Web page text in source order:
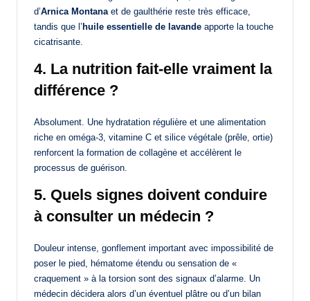
d’Arnica Montanaet de gaulthérie reste très efficace,
tandis que l’ huile essentielle de lavande apporte la touche
cicatrisante.
4. La nutrition fait-elle vraiment la
différence ?
Absolument. Une hydratation régulière et une alimentation
riche en oméga-3, vitamine C et silice végétale (prêle, ortie)
renforcent la formation de collagène et accélèrent le
processus de guérison.
5. Quels signes doivent conduire
à consulter un médecin ?
Douleur intense, gonflement important avec impossibilité de
poser le pied, hématome étendu ou sensation de «
craquement » à la torsion sont des signaux d’alarme. Un
médecin décidera alors d’un éventuel plâtre ou d’un bilan